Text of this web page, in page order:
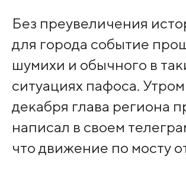
Без преувеличения
для города событие
шумихи и обычного в
ситуациях пафоса. Утром
декабря глава региона
написал в своем
что движение по мосту